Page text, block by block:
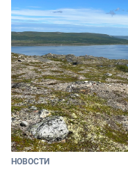
НОВОСТИ